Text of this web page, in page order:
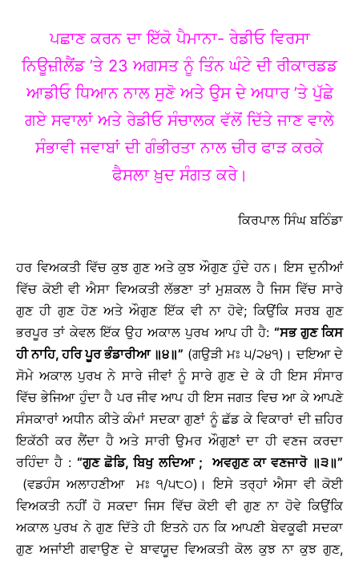
ਪਛਾਣ ਕਰਨ ਦਾ ਇੱਕੋ ਪੈਮਾਨਾ- ਰੇਡੀਓ ਵਿਰਸਾ
ਨਿਊਜ਼ੀਲੈਂਡ ’ਤੇ 23 ਅਗਸਤ ਨੂੰ ਤਿੰਨ ਘੰਟੇ ਦੀ ਰੀਕਾਰਡਡ
ਆਡੀਓ ਧਿਆਨ ਨਾਲ ਸੁਣੋ ਅਤੇ ਉਸ ਦੇ ਅਧਾਰ ’ਤੇ ਪੁੱਛੇ
ਗਏ ਸਵਾਲਾਂ ਅਤੇ ਰੇਡੀਓ ਸੰਚਾਲਕ ਵੱਲੋਂ ਦਿੱਤੇ ਜਾਣ ਵਾਲੇ
ਸੰਭਾਵੀ ਜਵਾਬਾਂ ਦੀ ਗੰਭੀਰਤਾ ਨਾਲ ਚੀਰ ਫਾੜ ਕਰਕੇ
ਫੈਸਲਾ ਖ਼ੁਦ ਸੰਗਤ ਕਰੇ।
ਕਿਰਪਾਲ ਸਿੰਘ ਬਠਿੰਡਾ
ਹਰ ਵਿਅਕਤੀ ਵਿੱਚ ਕੁਝ ਗੁਣ ਅਤੇ ਕੁਝ ਔਗੁਣ ਹੁੰਦੇ ਹਨ। ਇਸ ਦੁਨੀਆਂ
ਵਿੱਚ ਕੋਈ ਵੀ ਐਸਾ ਵਿਅਕਤੀ ਲੱਭਣਾ ਤਾਂ ਮੁਸ਼ਕਲ ਹੈ ਜਿਸ ਵਿੱਚ ਸਾਰੇ
ਗੁਣ ਹੀ ਗੁਣ ਹੋਣ ਅਤੇ ਔਗੁਣ ਇੱਕ ਵੀ ਨਾ ਹੋਵੇ; ਕਿਉਂਕਿ ਸਰਬ ਗੁਣ
ਭਰਪੂਰ ਤਾਂ ਕੇਵਲ ਇੱਕ ਉਹ ਅਕਾਲ ਪੁਰਖ ਆਪ ਹੀ ਹੈ: “ਸਭ ਗੁਣ ਕਿਸ
ਹੀ ਨਾਹਿ, ਹਰਿ ਪੂਰ ਭੰਡਾਰੀਆ ॥੪॥” (ਗਉੜੀ ਮਃ ੫/੨੪੧)। ਦਇਆ ਦੇ
ਸੋਮੇ ਅਕਾਲ ਪੁਰਖ ਨੇ ਸਾਰੇ ਜੀਵਾਂ ਨੂੰ ਸਾਰੇ ਗੁਣ ਦੇ ਕੇ ਹੀ ਇਸ ਸੰਸਾਰ
ਵਿੱਚ ਭੇਜਿਆ ਹੁੰਦਾ ਹੈ ਪਰ ਜੀਵ ਆਪ ਹੀ ਇਸ ਜਗਤ ਵਿਚ ਆ ਕੇ ਆਪਣੇ
ਸੰਸਕਾਰਾਂ ਅਧੀਨ ਕੀਤੇ ਕੰਮਾਂ ਸਦਕਾ ਗੁਣਾਂ ਨੂੰ ਛੱਡ ਕੇ ਵਿਕਾਰਾਂ ਦੀ ਜ਼ਹਿਰ
ਇਕੱਠੀ ਕਰ ਲੈਂਦਾ ਹੈ ਅਤੇ ਸਾਰੀ ਉਮਰ ਔਗੁਣਾਂ ਦਾ ਹੀ ਵਣਜ ਕਰਦਾ
ਰਹਿੰਦਾ ਹੈ :“ਗੁਣ ਛੋਡਿ, ਬਿਖੁ ਲਦਿਆ ; ਅਵਗੁਣ ਕਾ ਵਣਜਾਰੋ ॥੩॥”
(ਵਡਹੰਸ ਅਲਾਹਣੀਆ ਮਃ ੧/੫੮੦)। ਇਸੇ ਤਰ੍ਹਾਂ ਐਸਾ ਵੀ ਕੋਈ
ਵਿਅਕਤੀ ਨਹੀਂ ਹੋ ਸਕਦਾ ਜਿਸ ਵਿੱਚ ਕੋਈ ਵੀ ਗੁਣ ਨਾ ਹੋਵੇ ਕਿਉਂਕਿ
ਅਕਾਲ ਪੁਰਖ ਨੇ ਗੁਣ ਦਿੱਤੇ ਹੀ ਇਤਨੇ ਹਨ ਕਿ ਆਪਣੀ ਬੇਵਕੂਫੀ ਸਦਕਾ
ਗੁਣ ਅਜਾਂਈ ਗਵਾਉਣ ਦੇ ਬਾਵਯੂਦ ਵਿਅਕਤੀ ਕੋਲ ਕੁਝ ਨਾ ਕੁਝ ਗੁਣ,